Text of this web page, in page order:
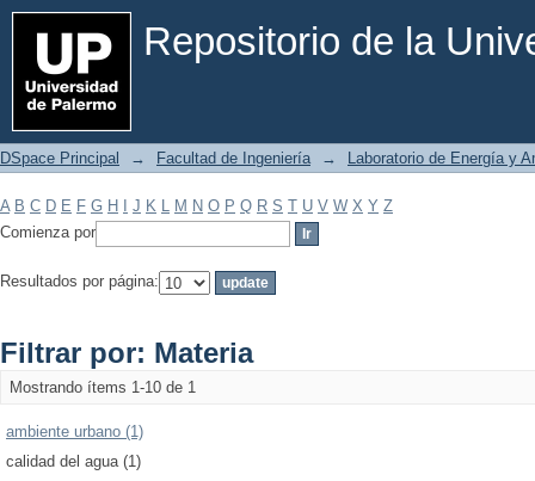
Repositorio de la
Filtrar por: Materia
DSpace Principal → Facultad de Ingeniería → Laboratorio de Energía y
A B C D E F G H J K L M N O P Q R S T U V W X Y Z
Comienza por
Resultados por página:
Filtrar por: Materia
Mostrando ítems 1-10 de 1
ambiente urbano (1)
calidad del agua (1)